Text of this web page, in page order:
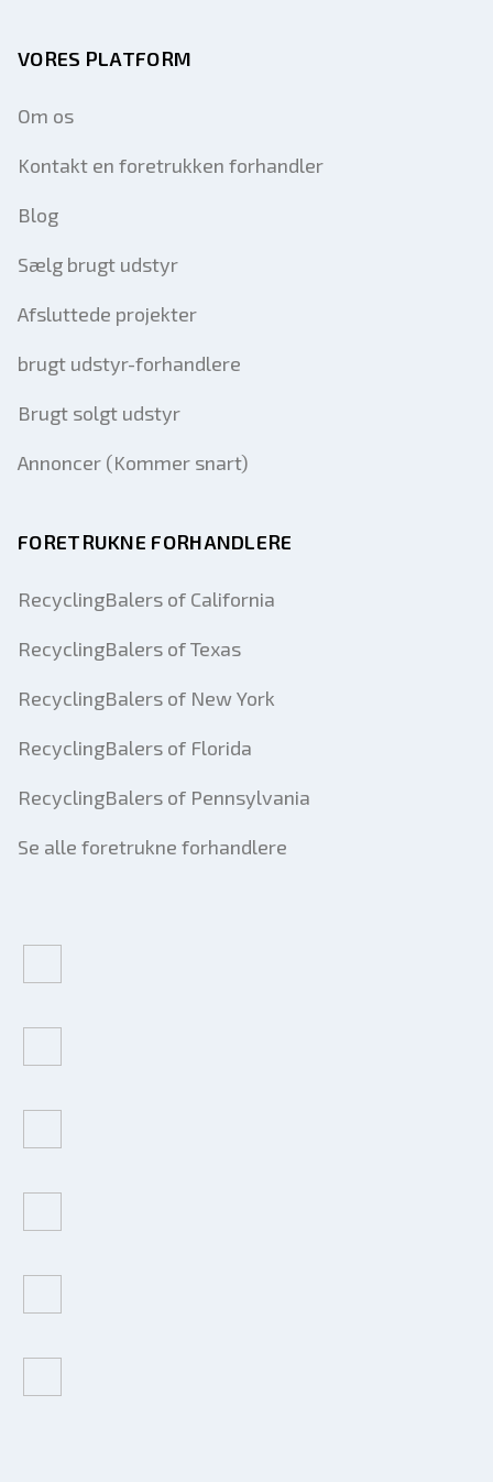
VORES PLATFORM
Om os
Kontakt en foretrukken forhandler
Blog
Sælg brugt udstyr
Afsluttede projekter
brugt udstyr-forhandlere
Brugt solgt udstyr
Annoncer (Kommer snart)
FORETRUKNE FORHANDLERE
RecyclingBalers of California
RecyclingBalers of Texas
RecyclingBalers of New York
RecyclingBalers of Florida
RecyclingBalers of Pennsylvania
Se alle foretrukne forhandlere